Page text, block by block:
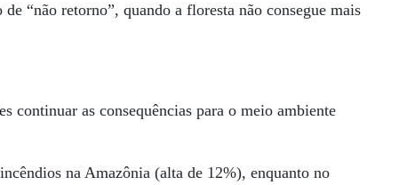
“não retorno”, quando a floresta não consegue mais
as consequências para o meio ambiente
na Amazônia (alta de 12%), enquanto no